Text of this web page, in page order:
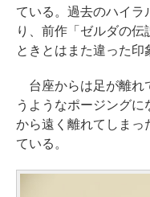
ている。過去のハイラ
り、前作「ゼルダの
ときとはまた違った印
台座からは足が離れ
うようなポージング
から遠く離れてしまっ
ている。